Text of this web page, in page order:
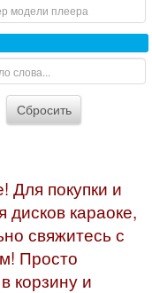
Для покупки и
дисков караоке,
свяжитесь с
Просто
корзину и